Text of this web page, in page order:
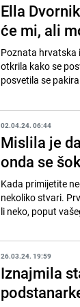
Ella
će mi, ali
Poznata hrvatska
otkrila kako se
posvetila se
02.04.24. 06:44
Mislila je
onda se
Kada primijetite
nekoliko stvari.
li neko, poput
26.03.24. 19:59
Iznajmila